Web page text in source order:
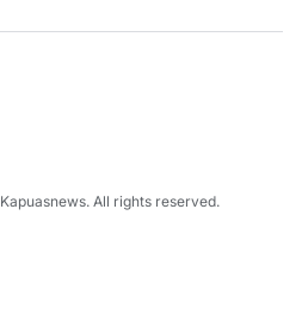
Kapuasnews. All rights reserved.